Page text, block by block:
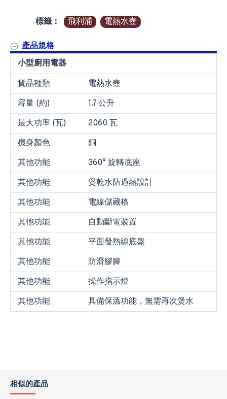
標籤： 飛利浦 電熱水壺
產品規格
小型廚用電器
貨品種類
電熱水壺
容量 (約)
1.7 公升
最大功率 (瓦)
2060 瓦
機身顏色
銅
其他功能
360° 旋轉底座
其他功能
煲乾水防過熱設計
其他功能
電線儲藏格
其他功能
自動斷電裝置
其他功能
平面發熱線底盤
其他功能
防滑膠腳
其他功能
操作指示燈
其他功能
具備保溫功能，無需再次煲水
相似的產品